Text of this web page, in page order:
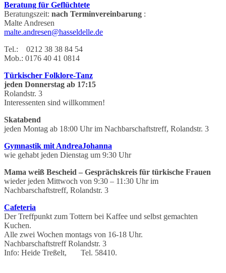
Beratung für Geflüchtete
Beratungszeit: nach Terminvereinbarung :
Malte Andresen
malte.andresen@hasseldelle.de
Tel.: 0212 38 38 84 54
Mob.: 0176 40 41 0814
Türkischer Folklore-Tanz
jeden Donnerstag ab 17:15
Rolandstr. 3
Interessenten sind willkommen!
Skatabend
jeden Montag ab 18:00 Uhr im Nachbarschaftstreff, Rolandstr. 3
Gymnastik mit AndreaJohanna
wie gehabt jeden Dienstag um 9:30 Uhr
Mama weiß Bescheid – Gesprächskreis für türkische Frauen
wieder jeden Mittwoch von 9:30 – 11:30 Uhr im
Nachbarschaftstreff, Rolandstr. 3
Cafeteria
Der Treffpunkt zum Tottern bei Kaffee und selbst gemachten
Kuchen.
Alle zwei Wochen montags von 16-18 Uhr.
Nachbarschaftstreff Rolandstr. 3
Info: Heide Treßelt, Tel. 58410.